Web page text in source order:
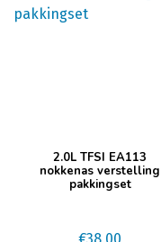
2.0L TFSI EA113
nokkenas verstelling
pakkingset
€38,00